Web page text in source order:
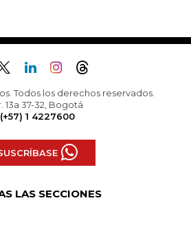
Todos los derechos reservados.
13a 37-32, Bogotá
(+57) 1 4227600
LAS SECCIONES